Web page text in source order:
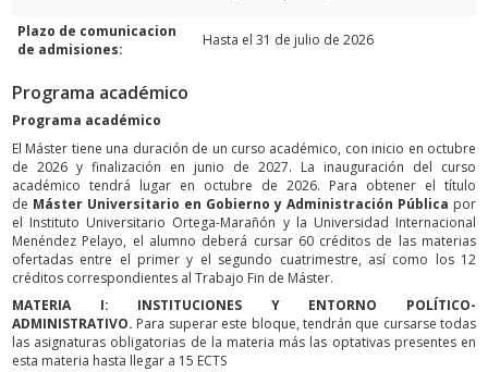
Plazo de comunicacion
de admisiones:
Hasta el 31 de julio de 2026
Programa académico
Programa académico
El Máster tiene una duración de un curso académico, con inicio en octubre
de 2026 y finalización en junio de 2027. La inauguración del curso
académico tendrá lugar en octubre de 2026. Para obtener el título
de Máster Universitario en Gobierno y Administración Pública por
el Instituto Universitario Ortega-Marañón y la Universidad Internacional
Menéndez Pelayo, el alumno deberá cursar 60 créditos de las materias
ofertadas entre el primer y el segundo cuatrimestre, así como los 12
créditos correspondientes al Trabajo Fin de Máster.
MATERIA I: INSTITUCIONES Y ENTORNO POLÍTICO-
ADMINISTRATIVO. Para superar este bloque, tendrán que cursarse todas
las asignaturas obligatorias de la materia más las optativas presentes en
esta materia hasta llegar a 15 ECTS